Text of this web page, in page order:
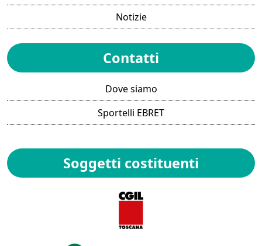
Notizie
Contatti
Dove siamo
Sportelli EBRET
Soggetti costituenti